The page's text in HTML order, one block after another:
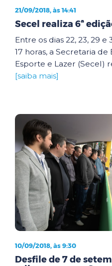
21/09/2018, às 14:41
Secel realiza 6ª
Entre os dias 22, 23, 29
17 horas, a Secretaria
Esporte e Lazer (Secel)
[saiba mais]
10/09/2018, às 9:30
Desfile de 7 de